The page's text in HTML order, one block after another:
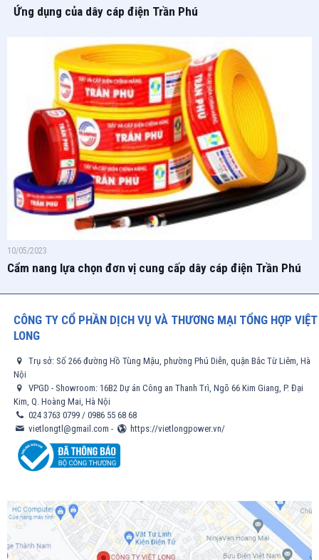
Ứng dụng của dây cáp điện Trần Phú
10/05/2023
Cẩm nang lựa chọn đơn vị cung cấp dây cáp điện Trần Phú
CÔNG TY CỔ PHẦN DỊCH VỤ VÀ THƯƠNG MẠI TỔNG HỢP VIỆT
LONG
Trụ sở: Số 266 đường Hồ Tùng Mậu, phường Phú Diễn, quận Bắc Từ Liêm, Hà
Nội
VPGD - Showroom: 16B2 Dự án Công an Thanh Trì, Ngõ 66 Kim Giang, P. Đại
Kim, Q. Hoàng Mai, Hà Nội
024 3763 0799/ 0986 55 68 68
vietlongtl@gmail.com - https://vietlongpower.vn/